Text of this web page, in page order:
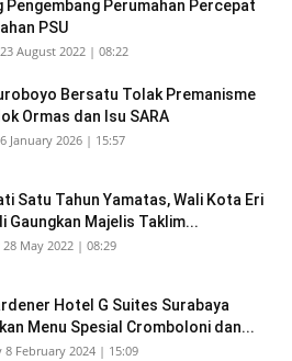
Pengembang Perumahan Percepat
PSU
August 2022 | 08:22
Bersatu Tolak Premanisme
Ormas dan Isu SARA
January 2026 | 15:57
Satu Tahun Yamatas, Wali Kota Eri
Gaungkan Majelis Taklim...
May 2022 | 08:29
Hotel G Suites Surabaya
Menu Spesial Cromboloni dan...
8 February 2024 | 15:09